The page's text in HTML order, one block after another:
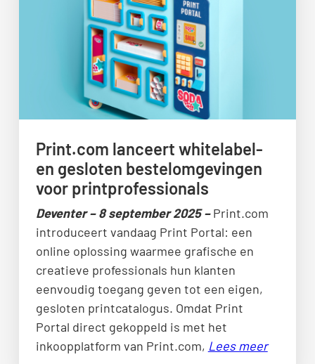
Print.com lanceert whitelabel-
en gesloten bestelomgevingen
voor printprofessionals
Deventer – 8 september 2025 –Print.com
introduceert vandaag Print Portal: een
online oplossing waarmee grafische en
creatieve professionals hun klanten
eenvoudig toegang geven tot een eigen,
gesloten printcatalogus. Omdat Print
Portal direct gekoppeld is met het
inkoopplatform van Print.com, Lees meer